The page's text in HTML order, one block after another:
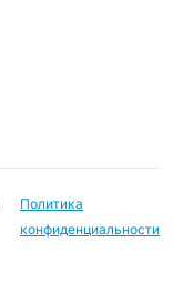
Политика
конфиденциальности